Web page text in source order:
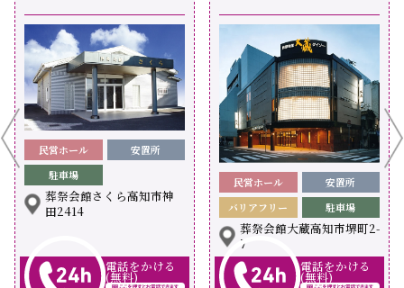
民営ホール
安置所
駐車場
葬祭会館さくら高知市神
田2414
電話をかける
(無料)
民営ホール
安置所
バリアフリー
駐車場
葬祭会館大蔵高知市堺町2-
7
電話をかける
(無料)